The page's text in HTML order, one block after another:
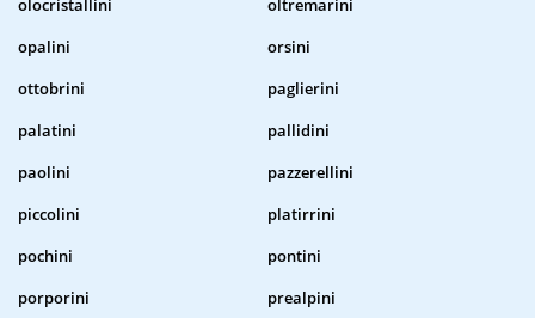
olocristallini
oltremarini
opalini
orsini
ottobrini
paglierini
palatini
pallidini
paolini
pazzerellini
piccolini
platirrini
pochini
pontini
porporini
prealpini